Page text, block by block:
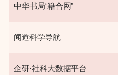
中华书局“籍合网”
闻道科学导航
企研·社科大数据平台